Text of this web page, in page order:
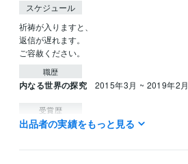
スケジュール
祈祷が入りますと、
返信が遅れます。
ご容赦ください。
職歴
内なる世界の探究 2015年3月 ~ 2019年2月
受賞歴
リアル祈祷師とは
得意分野
出品者の実績をもっと見る